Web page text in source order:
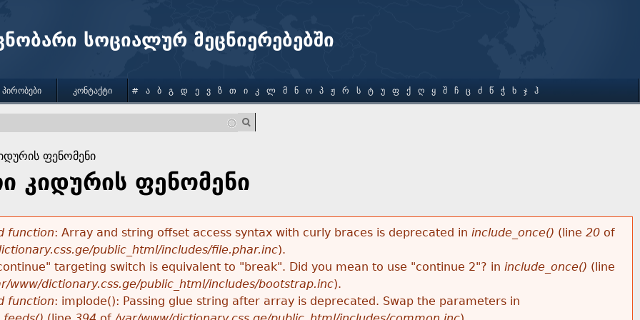
სოციალურ მეცნიერებებში
ფენომენი
კიდურის ფენომენი
function: Array and string offset access syntax with curly braces is deprecated in include_once() (line 20of
public_html/includes/file.phar.inc).
targeting switch is equivalent to "break". Did you mean to use "continue 2"? in include_once() (line
www/dictionary.css.ge/public_html/includes/bootstrap.inc).
function: implode(): Passing glue string after array is deprecated. Swap the parameters in
ᲞᲘᲠᲝᲑᲔᲑᲘ ᲙᲝᲜᲢᲐᲥᲢᲘ # Ა Ბ Გ Დ Ე Ვ Ზ Თ Ი Კ Ლ Მ Ნ Ო Პ Ჟ Რ Ს Ტ Უ Ფ Ქ Ღ Ყ Შ Ჩ Ც Ძ Წ Ჭ Ხ Ჯ Ჰ